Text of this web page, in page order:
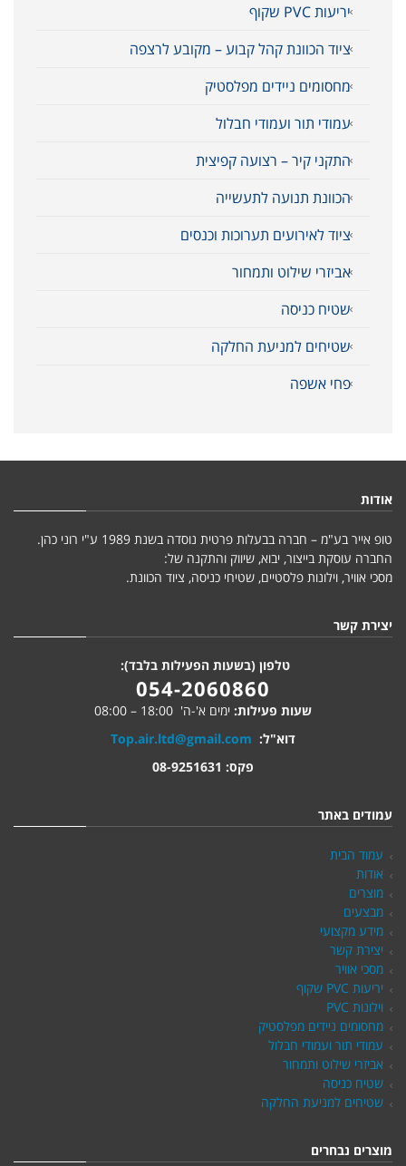
יריעות PVC שקוף
ציוד הכוונת קהל קבוע – מקובע לרצפה
מחסומים ניידים מפלסטיק
עמודי תור ועמודי חבלול
התקני קיר – רצועה קפיצית
הכוונת תנועה לתעשייה
ציוד לאירועים תערוכות וכנסים
אביזרי שילוט ותמחור
שטיח כניסה
שטיחים למניעת החלקה
פחי אשפה
אודות
טופ אייר בע"מ – חברה בבעלות פרטית נוסדה בשנת 1989 ע"י רוני כהן.
החברה עוסקת בייצור, יבוא, שיווק והתקנה של:
מסכי אוויר, וילונות פלסטיים, שטיחי כניסה, ציוד הכוונת.
יצירת קשר
טלפון (בשעות הפעילות בלבד):
054-2060860
שעות פעילות: ימים א'-ה' 18:00 – 08:00
דוא"ל: Top.air.ltd@gmail.com
פקס: 08-9251631
עמודים באתר
עמוד הבית
אודות
מוצרים
מבצעים
מידע מקצועי
יצירת קשר
מסכי אוויר
יריעות PVC שקוף
וילונות PVC
מחסומים ניידים מפלסטיק
עמודי תור ועמודי חבלול
אביזרי שילוט ותמחור
שטיח כניסה
שטיחים למניעת החלקה
מוצרים נבחרים